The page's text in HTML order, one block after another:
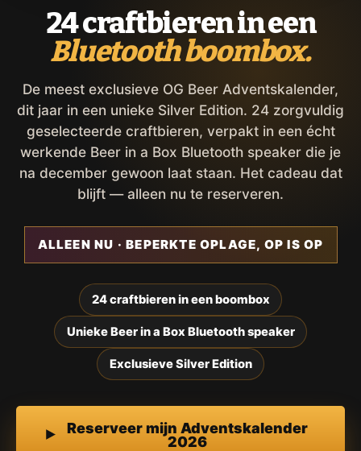
24 craftbieren in een
Bluetooth boombox.
De meest exclusieve OG Beer Adventskalender,
dit jaar in een unieke Silver Edition. 24 zorgvuldig
geselecteerde craftbieren, verpakt in een écht
werkende Beer in a Box Bluetooth speaker die je
na december gewoon laat staan. Het cadeau dat
blijft — alleen nu te reserveren.
ALLEEN NU · BEPERKTE OPLAGE, OP IS OP
24 craftbieren in een boombox
Unieke Beer in a Box Bluetooth speaker
Exclusieve Silver Edition
Reserveer mijn Adventskalender
2026